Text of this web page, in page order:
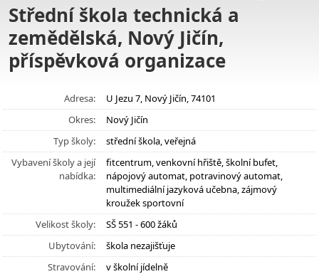
Střední škola technická a
zemědělská, Nový Jičín,
příspěvková organizace
Adresa:
U Jezu 7, Nový Jičín, 74101
Okres:
Nový Jičín
Typ školy:
střední škola, veřejná
Vybavení školy a její
nabídka:
fitcentrum, venkovní hřiště, školní bufet,
nápojový automat, potravinový automat,
multimediální jazyková učebna, zájmový
kroužek sportovní
Velikost školy:
SŠ 551 - 600 žáků
Ubytování:
škola nezajišťuje
Stravování:
v školní jídelně